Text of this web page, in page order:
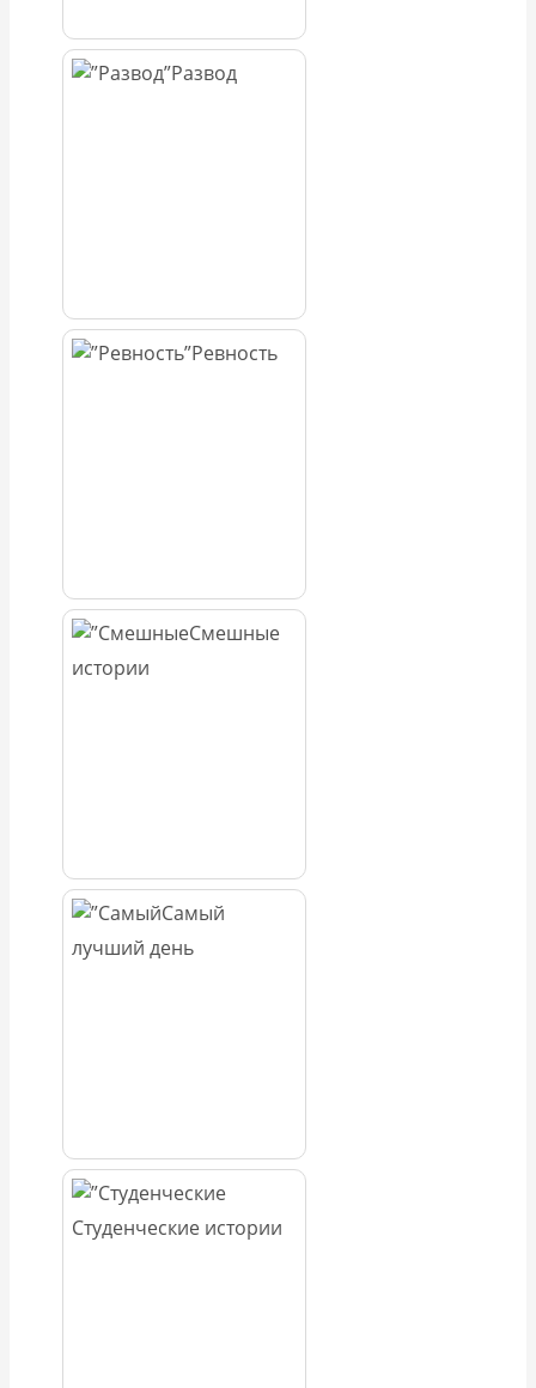
Развод
Ревность
Смешные
истории
Самый
лучший день
Студенческие истории